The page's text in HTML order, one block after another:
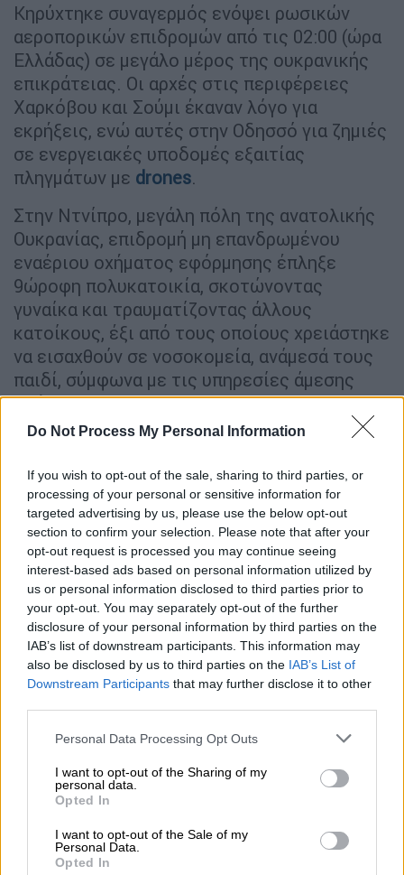
Do Not Process My Personal Information
If you wish to opt-out of the sale, sharing to third parties, or
processing of your personal or sensitive information for
targeted advertising by us, please use the below opt-out
section to confirm your selection. Please note that after your
opt-out request is processed you may continue seeing
interest-based ads based on personal information utilized by
us or personal information disclosed to third parties prior to
your opt-out. You may separately opt-out of the further
disclosure of your personal information by third parties on the
IAB’s list of downstream participants. This information may
also be disclosed by us to third parties on the IAB’s List of
Downstream Participants that may further disclose it to other
Please note that this website/app uses one or more Google
not limited to your visit or usage behaviour. You may click to
grant or deny consent to Google and its third-party tags to
use your data for below specified purposes in below Google
consent section.
Personal Data Processing Opt Outs
I want to opt-out of the Sharing of my
personal data.
Opted In
I want to opt-out of the Sale of my
Personal Data.
Opted In
Κηρύχτηκε συναγερμός ενόψει ρωσικών
αεροπορικών επιδρομών από τις 02:00 (ώρα
Ελλάδας) σε μεγάλο μέρος της ουκρανικής
επικράτειας. Οι αρχές στις περιφέρειες
Χαρκόβου και Σούμι έκαναν λόγο για
εκρήξεις, ενώ αυτές στην Οδησσό για ζημιές
σε ενεργειακές υποδομές εξαιτίας
πληγμάτων με drones.
Στην Ντνίπρο, μεγάλη πόλη της ανατολικής
Ουκρανίας, επιδρομή μη επανδρωμένου
εναέριου οχήματος εφόρμησης έπληξε
9ώροφη πολυκατοικία, σκοτώνοντας
γυναίκα και τραυματίζοντας άλλους
κατοίκους, έξι από τους οποίους χρειάστηκε
να εισαχθούν σε νοσοκομεία, ανάμεσά τους
παιδί, σύμφωνα με τις υπηρεσίες άμεσης
βοήθειας.
Στο Κίεβο, οι πολιτικές και οι στρατιωτικές
προκάλεσε πυρκαγιές σε δυο τοποθεσίες
στην κεντρική συνοικία Πετσέρσκι.
Πλήγματα μακράς εμβέλειας
Οι ρωσικές ένοπλες δυνάμεις βομβαρδίζουν
σχεδόν καθημερινά ουκρανικές πόλεις στο
πλαίσιο της επίθεσης που εξαπέλυσαν τον
Φεβρουάριο του 2022.
Οι επιδρομές τους έχουν προκαλέσει
ηλεκτροπαραγωγικούς σταθμούς και
εγκαταστάσεις αερίου.
Σύμφωνα με έκθεση που είχε
δημοσιοποιηθεί στα τέλη Οκτωβρίου από το
ινστιτούτο της σχολής οικονομικών του